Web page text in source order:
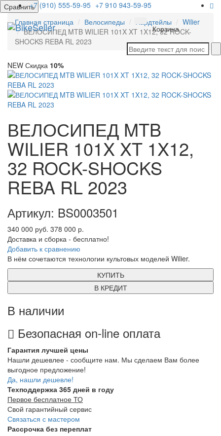
Сравнить+7 (910) 555-59-95 +7 910 943-59-95
Корзина
Главная страница Велосипеды Хардтейлы
Wilier
ВЕЛОСИПЕД MTB WILIER 101X XT 1X12, 32 ROCK-
SHOCKS REBA RL 2023
NEW Скидка 10%
ВЕЛОСИПЕД MTB
WILIER 101X XT 1X12,
32 ROCK-SHOCKS
REBA RL 2023
Артикул: BS0003501
340 000 руб. 378 000 р.
Доставка и сборка - бесплатно!
Добавить к сравнению
В нём сочетаются технологии культовых моделей Wilier.
КУПИТЬ
В КРЕДИТ
В наличии
Безопасная on-line оплата
Гарантия лучшей цены
Нашли дешевлее - сообщите нам. Мы сделаем Вам более
выгодное предложение!
Да, нашли дешевле!
Техподдержка 365 дней в году
Первое бесплатное ТО
Свой гарантийный сервис
Связаться с мастером
Рассрочка без переплат